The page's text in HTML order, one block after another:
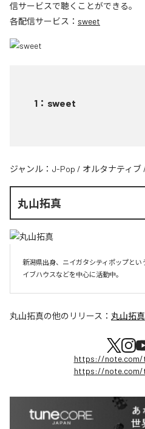
信サービスで聴くことができる。
各配信サービス： sweet
1 ： sweet
ジャンル： J-Pop / オルタナティブ
丸山拓真
新潟県出身、ニイガタシティポップと
イブハウスなどを中心に活動中。
丸山拓真の他のリリース： 丸山拓真
https://note.com/
https://note.com/